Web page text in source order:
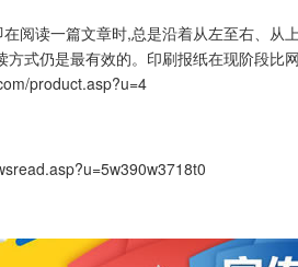
阅读一篇文章时,总是沿着从左至右、
式仍是最有效的。印刷报纸在现阶段比
product.asp?u=4